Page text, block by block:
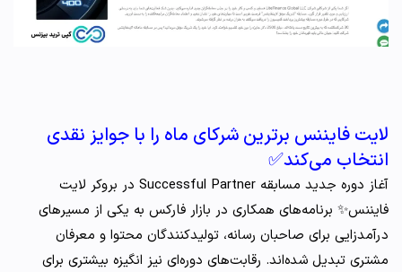
لایت فایننس برترین شرکای ماه را با جوایز نقدی
انتخاب می‌کند✅
آغاز دوره جدید مسابقه Successful Partner در بروکر لایت
فایننس✨ برنامه‌های همکاری در بازار فارکس به یکی از مسیرهای
درآمدزایی برای صاحبان رسانه، تولیدکنندگان محتوا و معرفان
مشتری تبدیل شده‌اند. رقابت‌های دوره‌ای نیز انگیزه بیشتری برای